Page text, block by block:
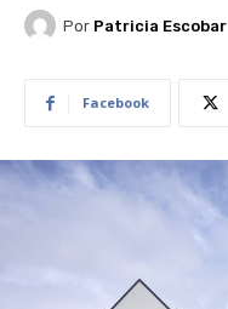
Por Patricia Escobar
Facebook